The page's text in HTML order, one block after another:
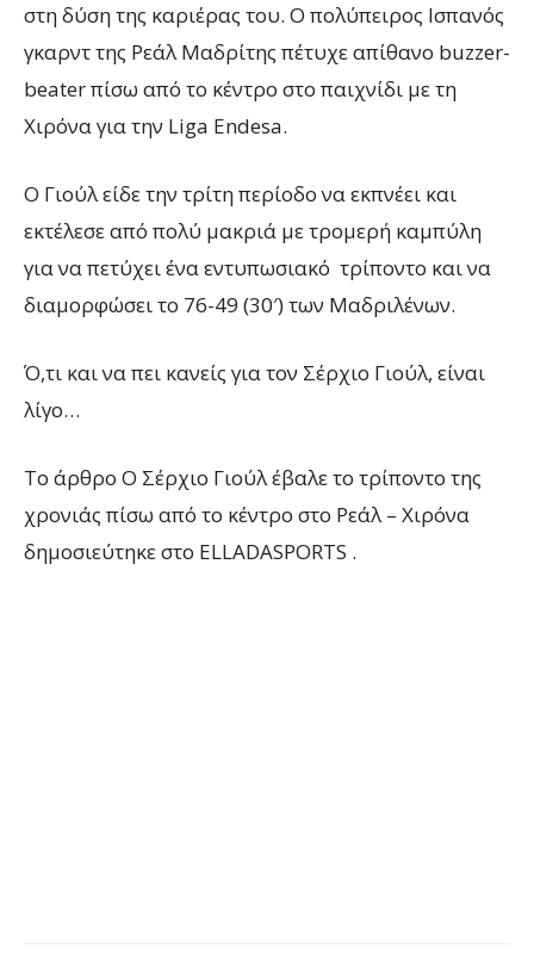
στη δύση της καριέρας του. Ο πολύπειρος Ισπανός
γκαρντ της Ρεάλ Μαδρίτης πέτυχε απίθανο buzzer-
beater πίσω από το κέντρο στο παιχνίδι με τη
Χιρόνα για την Liga Endesa.
Ο Γιούλ είδε την τρίτη περίοδο να εκπνέει και
εκτέλεσε από πολύ μακριά με τρομερή καμπύλη
για να πετύχει ένα εντυπωσιακό τρίποντο και να
διαμορφώσει το 76-49 (30′) των Μαδριλένων.
Ό,τι και να πει κανείς για τον Σέρχιο Γιούλ, είναι
λίγο…
To άρθρο Ο Σέρχιο Γιούλ έβαλε το τρίποντο της
χρονιάς πίσω από το κέντρο στο Ρεάλ – Χιρόνα
δημοσιεύτηκε στο ELLADASPORTS .